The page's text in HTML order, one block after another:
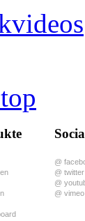
@
@ twitter
@
@ vimeo